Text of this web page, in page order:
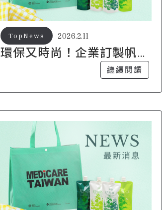
環保又時尚！企業訂製帆
布袋的永續行銷新策略
2026.2.11
TopNews
繼續閱讀